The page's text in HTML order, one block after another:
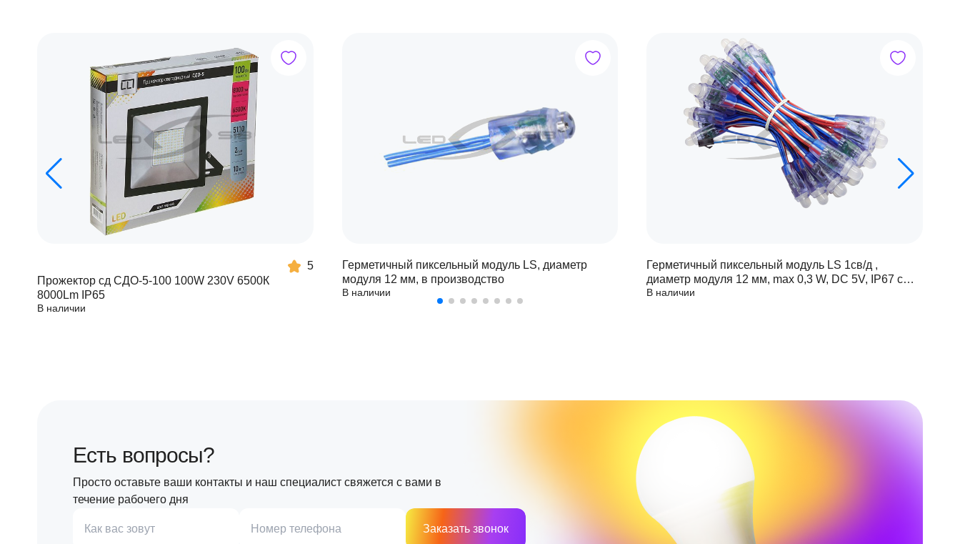
5
Прожектор сд СДО-5-100 100W 230V 6500К
8000Lm IP65
В наличии
Герметичный пиксельный модуль LS, диаметр
модуля 12 мм, в производство
В наличии
Герметичный пиксельный модуль LS 1св/д ,
диаметр модуля 12 мм, max 0,3 W, DC 5V, IP67 с
чипом 6803
В наличии
Есть вопросы?
Просто оставьте ваши контакты и наш специалист свяжется с вами в
течение рабочего дня
Как вас зовут Номер телефона Заказать звонок